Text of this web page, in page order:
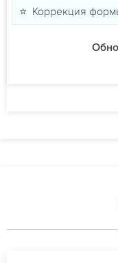
⭐ Коррекция